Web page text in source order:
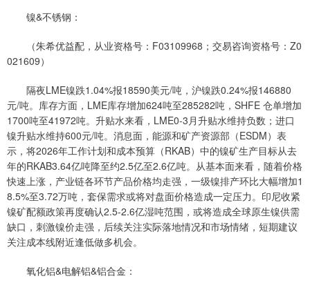
镍&不锈钢：
（朱希优益配，从业资格号：F03109968；交易咨询资格号：Z0
021609）
隔夜LME镍跌1.04%报18590美元/吨，沪镍跌0.24%报146880
元/吨。库存方面，LME库存增加624吨至285282吨，SHFE 仓单增加
1700吨至41972吨。升贴水来看，LME0-3月升贴水维持负数；进口
镍升贴水维持600元/吨。消息面，能源和矿产资源部（ESDM）表
示，将2026年工作计划和成本预算（RKAB）中的镍矿生产目标从去
年的RKAB3.64亿吨降至约2.5亿至2.6亿吨。从基本面来看，随着价格
快速上涨，产业链各环节产品价格均走强，一级镍排产环比大幅增加1
8.5%至3.72万吨，套保需求或将对盘面价格造成一定压力。印尼收紧
镍矿配额政策再度确认2.5-2.6亿湿吨范围，或将造成全球原生镍供需
缺口，刺激镍价走强，后续关注实际落地情况和市场情绪，短期建议
关注成本线附近逢低做多机会。
氧化铝&电解铝&铝合金：